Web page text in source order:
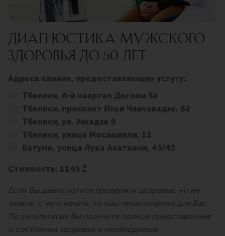
ДИАГНОСТИКА МУЖСКОГО
ЗДОРОВЬЯ ДО 50 ЛЕТ
Адреса клиник, предоставляющих услугу:
Тбилиси, 6-й квартал Дигоми 5а
Тбилиси, проспект Ильи Чавчавадзе, 62
Тбилиси, ул. Узнадзе 9
Тбилиси, улица Мосашвили, 12
Батуми, улица Лука Асатиани, 43/45
Стоимость: 1145 ₾
Если Вы давно хотите проверить здоровье, но не
знаете, с чего начать, то наш чекап именно для Вас.
По результатам Вы получите полное представление
о состоянии здоровья и необходимые